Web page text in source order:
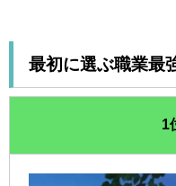
最初に選ぶ職業最
1